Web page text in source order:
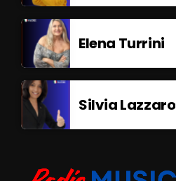
Elena Turrini
Silvia Lazzaro